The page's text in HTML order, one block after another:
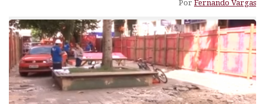
Por Fernando Vargas